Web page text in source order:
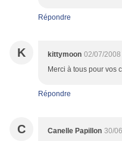
Répondre
K kittymoon 02/07/2008
Merci à tous pour vos
Répondre
C Canelle Papillon 30/